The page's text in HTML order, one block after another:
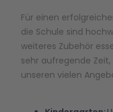
Für einen
die Schule sind
weiteres Zubehör
sehr aufregende
unseren vielen